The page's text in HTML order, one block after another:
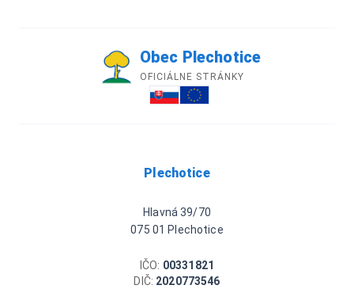
Obec Plechotice
OFICIÁLNE STRÁNKY
Plechotice
Hlavná 39/70
075 01 Plechotice
IČO: 00331821
DIČ: 2020773546